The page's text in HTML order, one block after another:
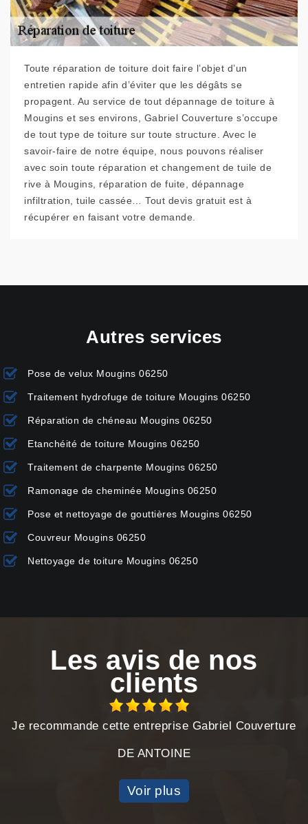
Toute réparation de toiture doit faire l’objet d’un
entretien rapide afin d’éviter que les dégâts se
propagent. Au service de tout dépannage de toiture à
Mougins et ses environs, Gabriel Couverture s’occupe
de tout type de toiture sur toute structure. Avec le
savoir-faire de notre équipe, nous pouvons réaliser
avec soin toute réparation et changement de tuile de
rive à Mougins, réparation de fuite, dépannage
infiltration, tuile cassée… Tout devis gratuit est à
récupérer en faisant votre demande.
Autres services
Pose de velux Mougins 06250
Traitement hydrofuge de toiture Mougins 06250
Réparation de chéneau Mougins 06250
Etanchéité de toiture Mougins 06250
Traitement de charpente Mougins 06250
Ramonage de cheminée Mougins 06250
Pose et nettoyage de gouttières Mougins 06250
Couvreur Mougins 06250
Nettoyage de toiture Mougins 06250
Les avis de nos
clients
Je recommande cette entreprise Gabriel Couverture
DE ANTOINE
Voir plus